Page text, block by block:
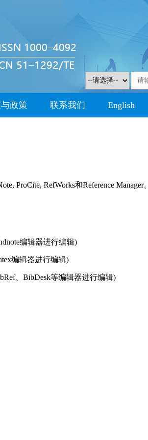
政策 联系我们 English
ProCite, RefWorks和Reference Manager。
编辑器进行编辑)
编辑器进行编辑)
、BibDesk等编辑器进行编辑)